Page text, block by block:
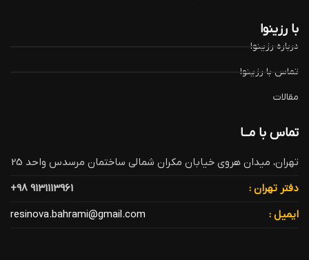
با رزینوا
درباره رزینوا
تماس با رزینوا
مقالات
تماس با مــا
تهران، میدان هروی خیابان مکران شمالی ساختمان مرسدس واحد 25
دفتر تهران :
9131113961 98+
ایمیل :
resinova.bahrami@gmail.com